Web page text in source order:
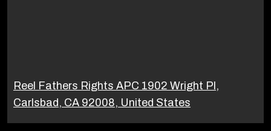
Reel Fathers Rights APC 1902 Wright Pl,
Carlsbad, CA 92008, United States